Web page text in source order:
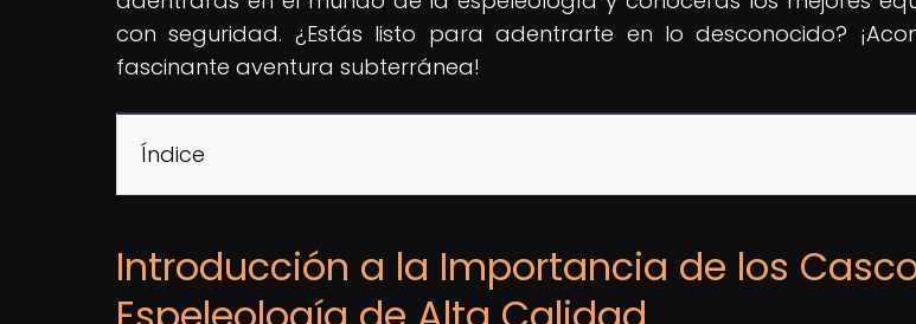
con seguridad. ¿Estás listo para adentrarte en lo desconocido?
fascinante aventura subterránea!
Índice
Introducción a la Importancia de los